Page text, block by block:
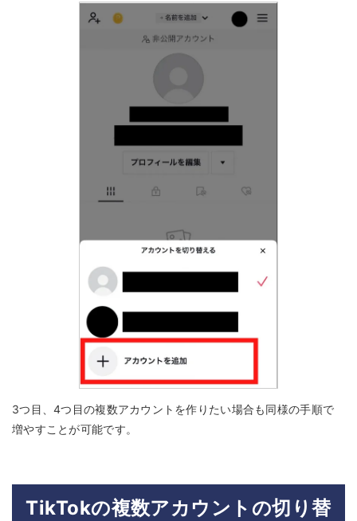
3つ目、4つ目の複数アカウントを作りたい場合も同様の手順で
増やすことが可能です。
TikTokの複数アカウントの切り替